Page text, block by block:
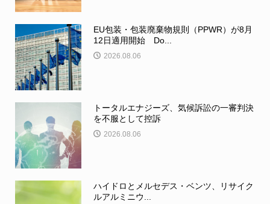
EU包装・包装廃棄物規則（PPWR）が8月
12日適用開始 Do...
2026.08.06
トータルエナジーズ、気候訴訟の一審判決
を不服として控訴
2026.08.06
ハイドロとメルセデス・ベンツ、リサイク
ルアルミニウ...